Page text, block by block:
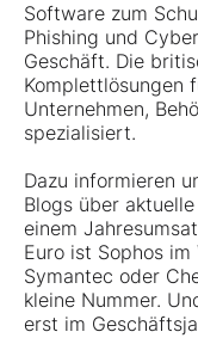
Software zum
Phishing und
Geschäft. Die
Komplettlösungen
Unternehmen,
spezialisiert.
Dazu informieren
Blogs über
einem
Euro ist Sophos
Symantec oder
kleine Nummer.
erst im